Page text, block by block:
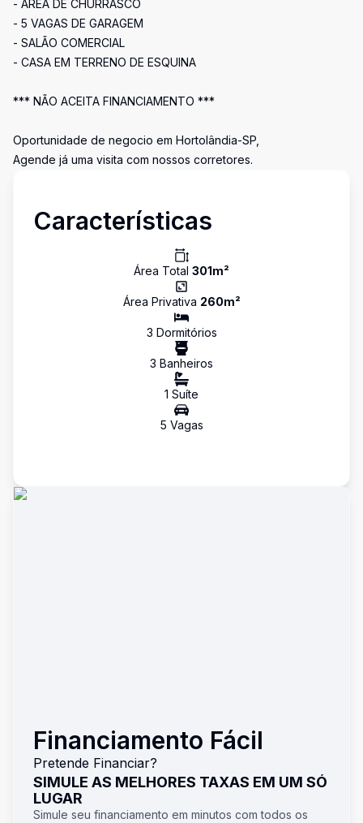
- ARÉA DE CHURRASCO
- 5 VAGAS DE GARAGEM
- SALÃO COMERCIAL
- CASA EM TERRENO DE ESQUINA
*** NÃO ACEITA FINANCIAMENTO ***
Oportunidade de negocio em Hortolândia-SP,
Agende já uma visita com nossos corretores.
Características
Área Total 301m²
Área Privativa 260m²
3 Dormitórios
3 Banheiros
1 Suíte
5 Vagas
Financiamento Fácil
Pretende Financiar?
SIMULE AS MELHORES TAXAS EM UM SÓ
LUGAR
Simule seu financiamento em minutos com todos os